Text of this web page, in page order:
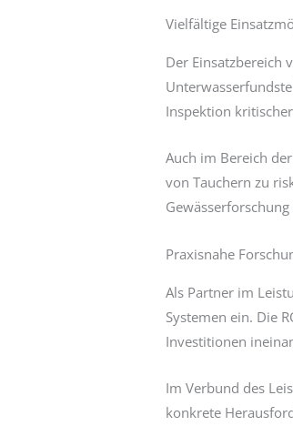
Vielfältige
Der Einsatzbereich
Inspektion
Auch im Bereich
von Tauchern zu
Praxisnahe
Als Partner im
Systemen ein. Die
Investitionen
Im Verbund des
konkrete